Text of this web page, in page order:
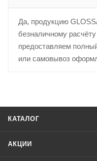
Да, продукцию
безналичному
предоставляем
или самовывоз
КАТАЛОГ
АКЦИИ